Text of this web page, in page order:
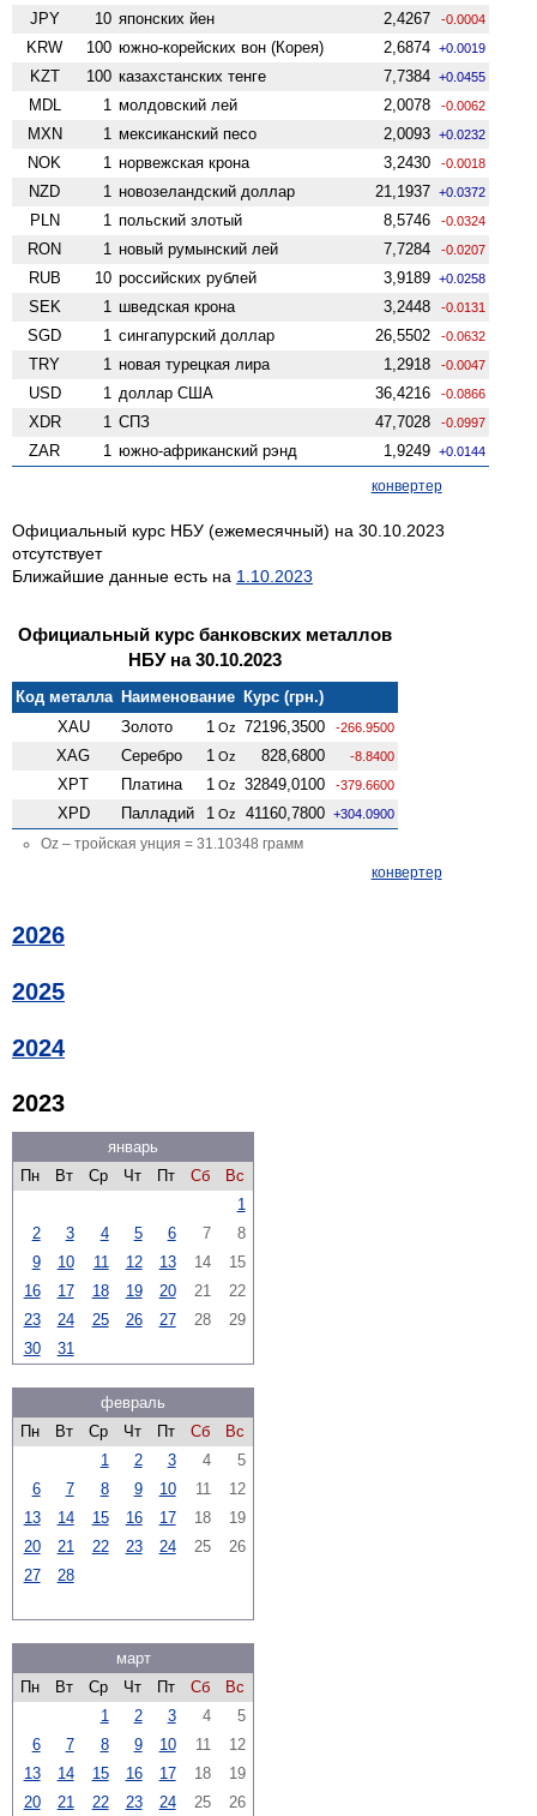
JPY 10 японских йен 2,4267 -0.0004
KRW 100 южно-корейских вон (Корея) 2,6874 +0.0019
KZT 100 казахстанских тенге 7,7384 +0.0455
MDL 1 молдовский лей 2,0078 -0.0062
MXN 1 мексиканский песо 2,0093 +0.0232
NOK 1 норвежская крона 3,2430 -0.0018
NZD 1 ново­зеландский доллар 21,1937 +0.0372
PLN 1 польский злотый 8,5746 -0.0324
RON 1 новый румынский лей 7,7284 -0.0207
RUB 10 российских рублей 3,9189 +0.0258
SEK 1 шведская крона 3,2448 -0.0131
SGD 1 сингапурский доллар 26,5502 -0.0632
TRY 1 новая турецкая лира 1,2918 -0.0047
USD 1 доллар США 36,4216 -0.0866
XDR 1 СПЗ 47,7028 -0.0997
ZAR 1 южно-африканский рэнд 1,9249 +0.0144
конвертер
Официальный курс НБУ (ежемесячный) на 30.10.2023
отсутствует
Ближайшие данные есть на 1.10.2023
Официальный курс банковских металлов
НБУ на 30.10.2023
Код металла Наименование Курс (грн.)
XAU
Золото 1 Oz 72196,3500 -266.9500
XAG Серебро 1 Oz 828,6800 -8.8400
XPT Платина 1 Oz 32849,0100 -379.6600
XPD Палладий 1 Oz 41160,7800 +304.0900
Oz – тройская унция = 31.10348 грамм
конвертер
2026
2025
2024
2023
январь
Пн
Вт Ср Чт Пт Сб
Вс
1
2
3 4 5 6 7
8
9
10 11 12 13 14
15
16
17 18 19 20 21
22
23
24 25 26 27 28
29
30
31
февраль
Пн
Вт Ср Чт Пт Сб
Вс
1
2 3 4
5
6
7 8 9 10 11
12
13
14 15 16 17 18
19
20
21 22 23 24 25
26
27
28
март
Пн
Вт Ср Чт Пт Сб
Вс
1
2 3 4
5
6
7 8 9 10 11
12
13
14 15 16 17 18
19
20
21 22 23 24 25 26